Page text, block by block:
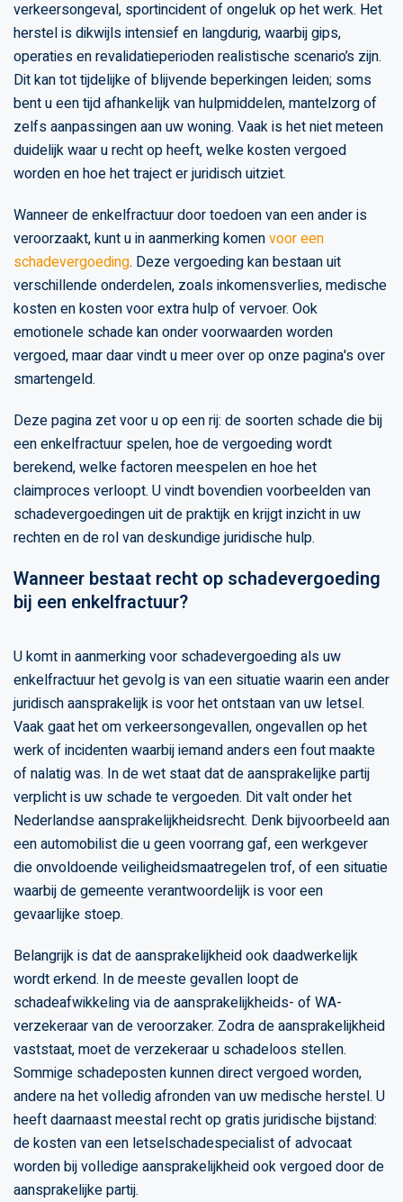
verkeersongeval, sportincident of ongeluk op het werk. Het
herstel is dikwijls intensief en langdurig, waarbij gips,
operaties en revalidatieperioden realistische scenario’s zijn.
Dit kan tot tijdelijke of blijvende beperkingen leiden; soms
bent u een tijd afhankelijk van hulpmiddelen, mantelzorg of
zelfs aanpassingen aan uw woning. Vaak is het niet meteen
duidelijk waar u recht op heeft, welke kosten vergoed
worden en hoe het traject er juridisch uitziet.
Wanneer de enkelfractuur door toedoen van een ander is
veroorzaakt, kunt u in aanmerking komenvoor een
schadevergoeding. Deze vergoeding kan bestaan uit
verschillende onderdelen, zoals inkomensverlies, medische
kosten en kosten voor extra hulp of vervoer. Ook
emotionele schade kan onder voorwaarden worden
vergoed, maar daar vindt u meer over op onze pagina's over
smartengeld.
Deze pagina zet voor u op een rij: de soorten schade die bij
een enkelfractuur spelen, hoe de vergoeding wordt
berekend, welke factoren meespelen en hoe het
claimproces verloopt. U vindt bovendien voorbeelden van
schadevergoedingen uit de praktijk en krijgt inzicht in uw
rechten en de rol van deskundige juridische hulp.
Wanneer bestaat recht op schadevergoeding
bij een enkelfractuur?
U komt in aanmerking voor schadevergoeding als uw
enkelfractuur het gevolg is van een situatie waarin een ander
juridisch aansprakelijk is voor het ontstaan van uw letsel.
Vaak gaat het om verkeersongevallen, ongevallen op het
werk of incidenten waarbij iemand anders een fout maakte
of nalatig was. In de wet staat dat de aansprakelijke partij
verplicht is uw schade te vergoeden. Dit valt onder het
Nederlandse aansprakelijkheidsrecht. Denk bijvoorbeeld aan
een automobilist die u geen voorrang gaf, een werkgever
die onvoldoende veiligheidsmaatregelen trof, of een situatie
waarbij de gemeente verantwoordelijk is voor een
gevaarlijke stoep.
Belangrijk is dat de aansprakelijkheid ook daadwerkelijk
wordt erkend. In de meeste gevallen loopt de
schadeafwikkeling via de aansprakelijkheids- of WA-
verzekeraar van de veroorzaker. Zodra de aansprakelijkheid
vaststaat, moet de verzekeraar u schadeloos stellen.
Sommige schadeposten kunnen direct vergoed worden,
andere na het volledig afronden van uw medische herstel. U
heeft daarnaast meestal recht op gratis juridische bijstand:
de kosten van een letselschadespecialist of advocaat
worden bij volledige aansprakelijkheid ook vergoed door de
aansprakelijke partij.